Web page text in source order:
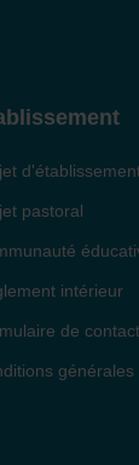
pastoral
intérieur
de contact
générales